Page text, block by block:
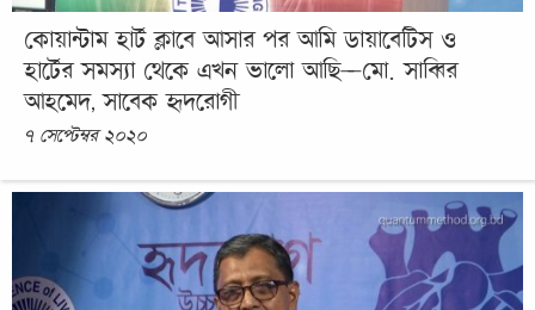
কোয়ান্টাম হার্ট ক্লাবে আসার পর আমি ডায়াবেটিস ও
হার্টের সমস্যা থেকে এখন ভালো আছি—মো. সাব্বির
আহমেদ, সাবেক হৃদরোগী
৭ সেপ্টেম্বর ২০২০